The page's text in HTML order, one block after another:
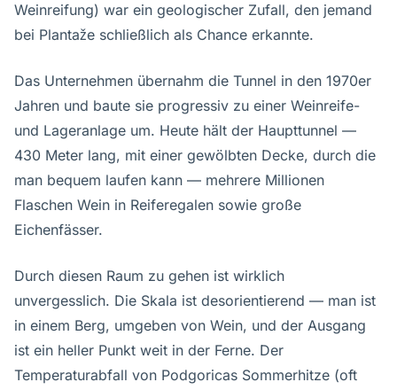
Weinreifung) war ein geologischer Zufall, den jemand
bei Plantaže schließlich als Chance erkannte.
Das Unternehmen übernahm die Tunnel in den 1970er
Jahren und baute sie progressiv zu einer Weinreife-
und Lageranlage um. Heute hält der Haupttunnel —
430 Meter lang, mit einer gewölbten Decke, durch die
man bequem laufen kann — mehrere Millionen
Flaschen Wein in Reiferegalen sowie große
Eichenfässer.
Durch diesen Raum zu gehen ist wirklich
unvergesslich. Die Skala ist desorientierend — man ist
in einem Berg, umgeben von Wein, und der Ausgang
ist ein heller Punkt weit in der Ferne. Der
Temperaturabfall von Podgoricas Sommerhitze (oft